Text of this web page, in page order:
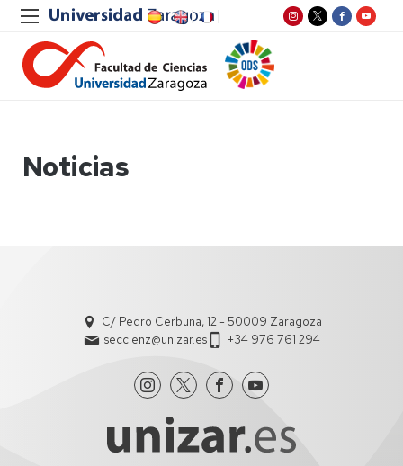
Noticias
C/ Pedro Cerbuna, 12 - 50009 Zaragoza
seccienz@unizar.es
+34 976 761 294